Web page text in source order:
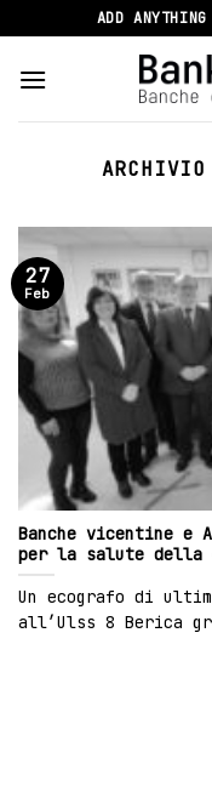
to
content
ADD
Banche vicentine e
per la salute della
Un ecografo di
all’Ulss 8 Berica
27
Feb